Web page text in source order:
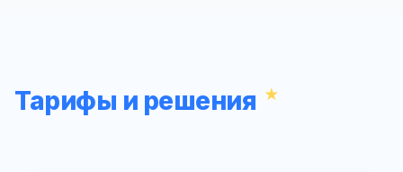
Тарифы и решения